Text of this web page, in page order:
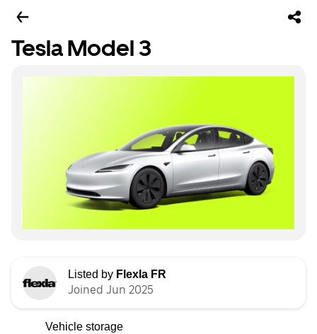
Tesla Model 3
Listed by Flexla FR
Joined Jun 2025
Vehicle storage